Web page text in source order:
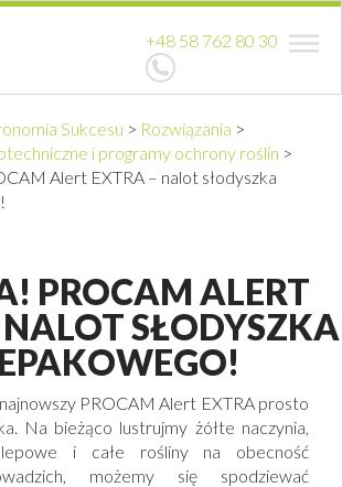
+48 58 762 80 30
Sukcesu > Rozwiązania >
i programy ochrony roślin >
Alert EXTRA – nalot słodyszka
PROCAM ALERT
SŁODYSZKA
PROCAM Alert EXTRA prosto
Na bieżąco lustrujmy żółte naczynia,
i całe rośliny na obecność
możemy się spodziewać